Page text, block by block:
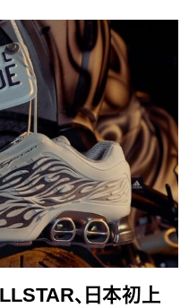
、日本初上